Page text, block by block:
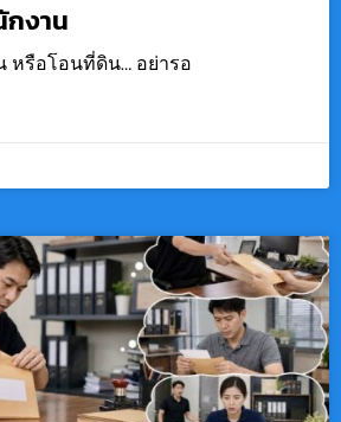
กงาน
หรือโอนที่ดิน… อย่ารอ